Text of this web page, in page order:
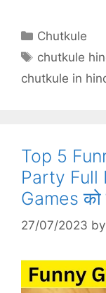
Categories
Chutkule
Tags
chutkule
chutkule in
Top 5
Party Full
Games
27/07/2023 by